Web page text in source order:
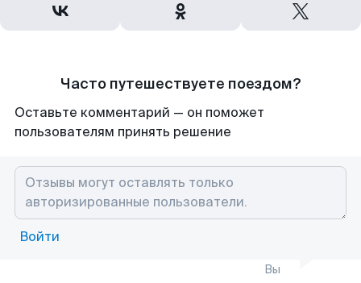
Часто путешествуете поездом?
Оставьте комментарий — он поможет
пользователям принять решение
Войти
Вы